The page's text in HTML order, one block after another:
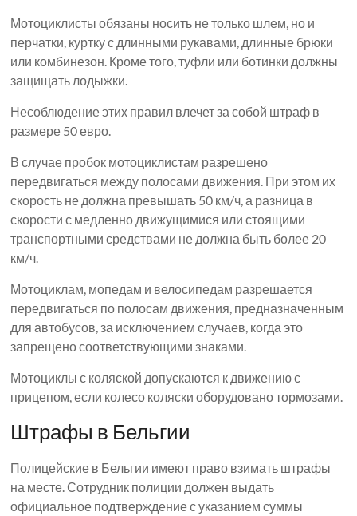
Мотоциклисты обязаны носить не только шлем, но и
перчатки, куртку с длинными рукавами, длинные брюки
или комбинезон. Кроме того, туфли или ботинки должны
защищать лодыжки.
Несоблюдение этих правил влечет за собой штраф в
размере 50 евро.
В случае пробок мотоциклистам разрешено
передвигаться между полосами движения. При этом их
скорость не должна превышать 50 км/ч, а разница в
скорости с медленно движущимися или стоящими
транспортными средствами не должна быть более 20
км/ч.
Мотоциклам, мопедам и велосипедам разрешается
передвигаться по полосам движения, предназначенным
для автобусов, за исключением случаев, когда это
запрещено соответствующими знаками.
Мотоциклы с коляской допускаются к движению с
прицепом, если колесо коляски оборудовано тормозами.
Штрафы в Бельгии
Полицейские в Бельгии имеют право взимать штрафы
на месте. Сотрудник полиции должен выдать
официальное подтверждение с указанием суммы